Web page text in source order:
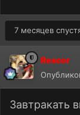
7 месяцев
Rescor
Завтракать